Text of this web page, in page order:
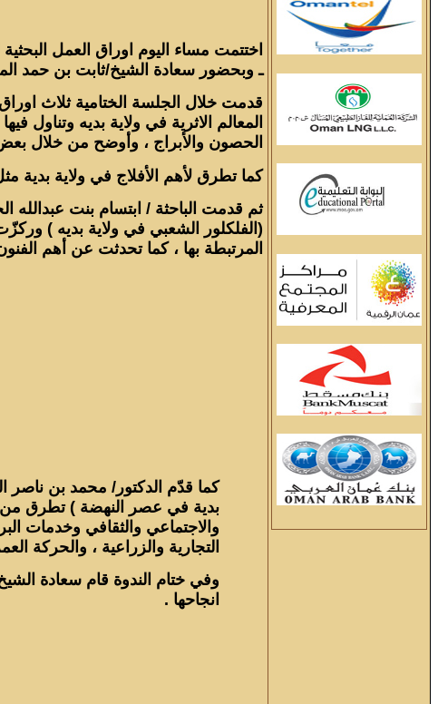
اختتمت مساء اليوم اوراق العمل
ـ وبحضور سعادة الشيخ/ثابت بن حمد
قدمت خلال الجلسة الختامية ثلاث
المعالم الاثرية في ولاية بديه وتناول
الحصون والأبراج ، وأوضح من خلال بعض
كما تطرق لأهم الأفلاج في ولاية
ثم قدمت الباحثة / ابتسام بنت عبدالله
(الفلكلور الشعبي في ولاية بديه )
المرتبطة بها ، كما تحدثت عن أهم الفنون
كما قدّم الدكتور/ محمد بن ناصر
بدية في عصر النهضة ) تطرق من
والاجتماعي والثقافي وخدمات
التجارية والزراعية ، والحركة
وفي ختام الندوة قام سعادة
انجاحها .